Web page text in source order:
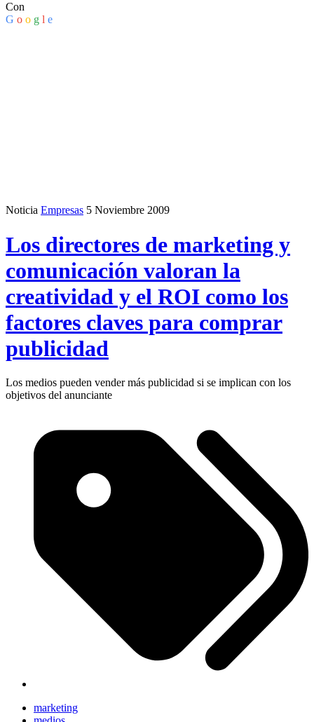
Con
G o o g l e
Noticia Empresas 5 Noviembre 2009
Los directores de marketing y
comunicación valoran la
creatividad y el ROI como los
factores claves para comprar
publicidad
Los medios pueden vender más publicidad si se implican con los
objetivos del anunciante
marketing